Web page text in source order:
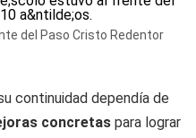
del Paso Cristo Redentor
continuidad dependía de
concretas para lograr